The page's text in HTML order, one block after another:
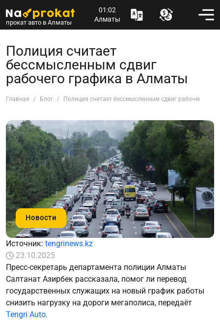
прокат авто в Алматы
01:02
Алматы
Полиция считает
бессмысленным сдвиг
рабочего графика в Алматы
Главная Блог Полиция считает бессмысленным сдвиг рабочего
Новости
Источник: tengrinews.kz
23.10.2025
Пресс-секретарь департамента полиции Алматы
Салтанат Азирбек рассказала, помог ли перевод
государственных служащих на новый график работы
снизить нагрузку на дороги мегаполиса, передаёт
Tengri Auto.